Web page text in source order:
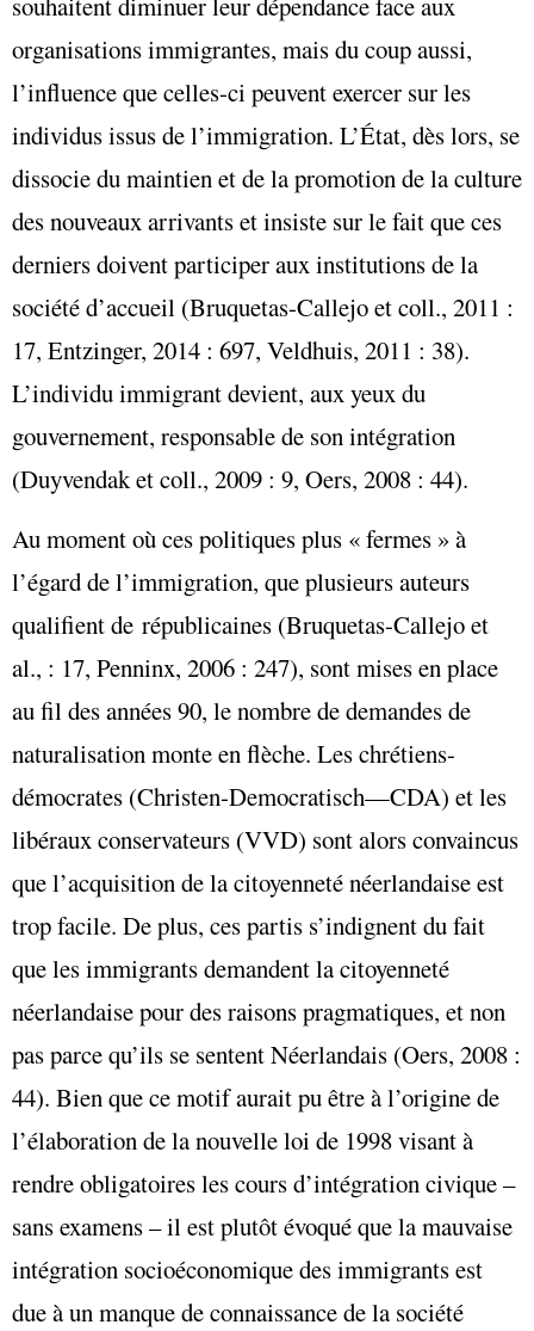
organisations immigrantes, mais du coup aussi,
l’influence que celles-ci peuvent exercer sur les
individus issus de l’immigration. L’État, dès lors, se
dissocie du maintien et de la promotion de la culture
des nouveaux arrivants et insiste sur le fait que ces
derniers doivent participer aux institutions de la
société d’accueil (Bruquetas-Callejo et coll., 2011 :
17, Entzinger, 2014 : 697, Veldhuis, 2011 : 38).
L’individu immigrant devient, aux yeux du
gouvernement, responsable de son intégration
(Duyvendak et coll., 2009 : 9, Oers, 2008 : 44).
Au moment où ces politiques plus « fermes » à
l’égard de l’immigration, que plusieurs auteurs
qualifient de républicaines (Bruquetas-Callejo et
al., : 17, Penninx, 2006 : 247), sont mises en place
au fil des années 90, le nombre de demandes de
naturalisation monte en flèche. Les chrétiens-
démocrates (Christen-Democratisch—CDA) et les
libéraux conservateurs (VVD) sont alors convaincus
que l’acquisition de la citoyenneté néerlandaise est
trop facile. De plus, ces partis s’indignent du fait
que les immigrants demandent la citoyenneté
néerlandaise pour des raisons pragmatiques, et non
pas parce qu’ils se sentent Néerlandais (Oers, 2008 :
44). Bien que ce motif aurait pu être à l’origine de
l’élaboration de la nouvelle loi de 1998 visant à
rendre obligatoires les cours d’intégration civique –
sans examens – il est plutôt évoqué que la mauvaise
intégration socioéconomique des immigrants est
due à un manque de connaissance de la société